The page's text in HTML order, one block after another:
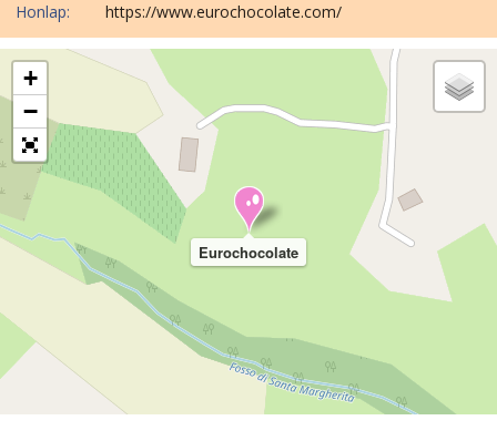
Honlap:
https://www.eurochocolate.com/
Eurochocolate
+
−